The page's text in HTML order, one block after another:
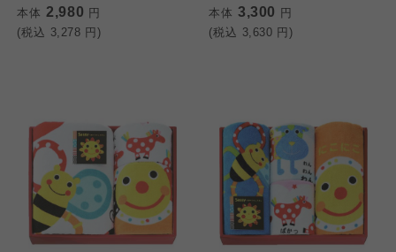
本体 2,980 円
(税込 3,278 円)
本体 3,300 円
(税込 3,630 円)